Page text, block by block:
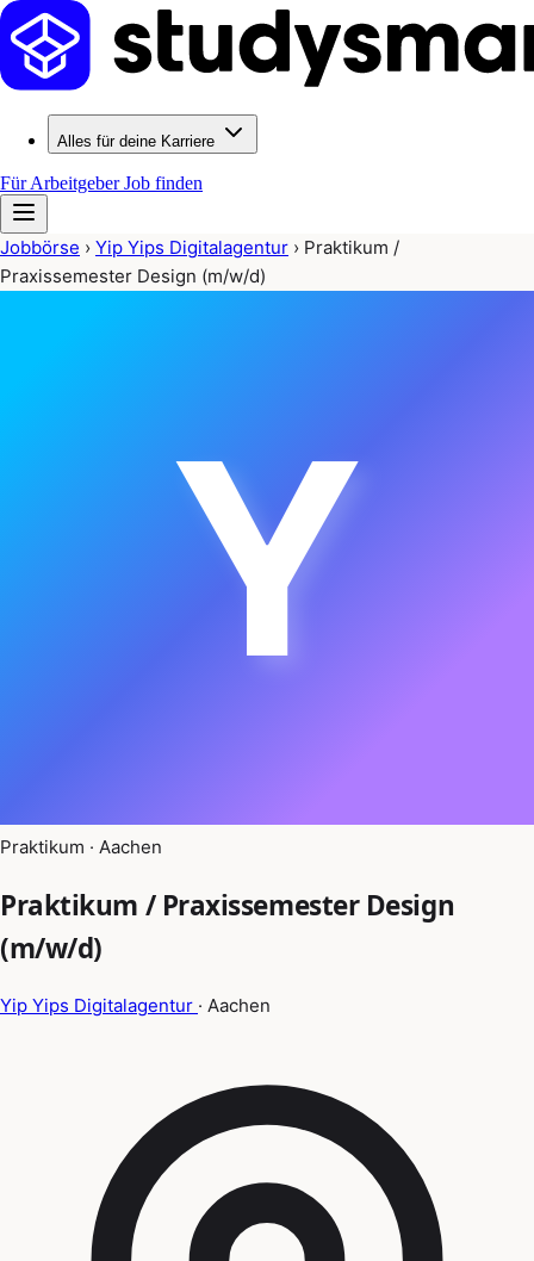
Alles für deine Karriere
Für ArbeitgeberJob finden
Jobbörse › Yip Yips Digitalagentur › Praktikum /
Praxissemester Design (m/w/d)
Y
Praktikum · Aachen
Praktikum / Praxissemester Design
(m/w/d)
Yip Yips Digitalagentur · Aachen